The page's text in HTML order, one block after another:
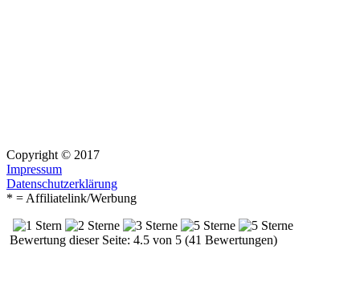
Copyright © 2017
Impressum
Datenschutzerklärung
* = Affiliatelink/Werbung
Bewertung dieser Seite: 4.5 von 5 (41 Bewertungen)